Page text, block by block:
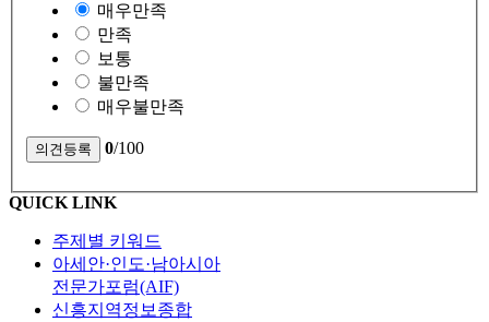
매우만족
만족
보통
불만족
매우불만족
0/100
QUICK LINK
주제별 키워드
아세안·인도·남아시아
전문가포럼(AIF)
신흥지역정보종합